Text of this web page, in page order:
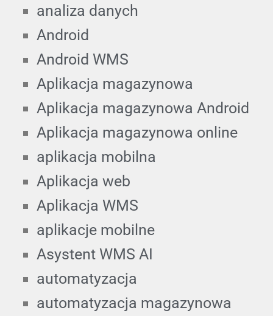
analiza danych
Android
Android WMS
Aplikacja magazynowa
Aplikacja magazynowa Android
Aplikacja magazynowa online
aplikacja mobilna
Aplikacja web
Aplikacja WMS
aplikacje mobilne
Asystent WMS AI
automatyzacja
automatyzacja magazynowa